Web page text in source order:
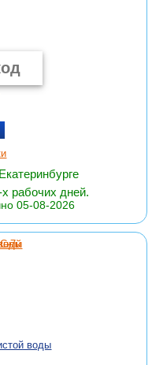
рабочих дней.
05-08-2026
воды